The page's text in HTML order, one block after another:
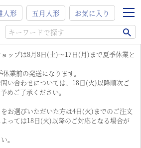
人形 五月人形 お気に入り
ップは8月8日(土)～17日(月)まで夏季休業と
業前の発送になります。
い合わせについては、18日(火)以降順次ご
めご了承ください。
お選びいただいた方は4日(火)までのご注文
っては18日(火)以降のご対応となる場合が
。